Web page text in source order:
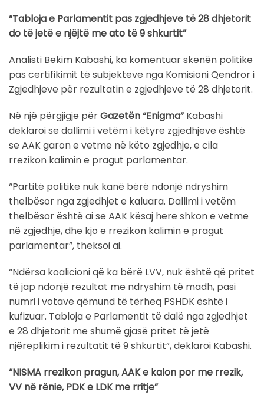
“Tabloja e Parlamentit pas zgjedhjeve të 28 dhjetorit
do të jetë e njëjtë me ato të 9 shkurtit”
Analisti Bekim Kabashi, ka komentuar skenën politike
pas certifikimit të subjekteve nga Komisioni Qendror i
Zgjedhjeve për rezultatin e zgjedhjeve të 28 dhjetorit.
Në një përgjigje përGazetën “Enigma”Kabashi
deklaroi se dallimi i vetëm i këtyre zgjedhjeve është
se AAK garon e vetme në këto zgjedhje, e cila
rrezikon kalimin e pragut parlamentar.
“Partitë politike nuk kanë bërë ndonjë ndryshim
thelbësor nga zgjedhjet e kaluara. Dallimi i vetëm
thelbësor është ai se AAK kësaj here shkon e vetme
në zgjedhje, dhe kjo e rrezikon kalimin e pragut
parlamentar”, theksoi ai.
“Ndërsa koalicioni që ka bërë LVV, nuk është që pritet
të jap ndonjë rezultat me ndryshim të madh, pasi
numri i votave qëmund të tërheq PSHDK është i
kufizuar. Tabloja e Parlamentit të dalë nga zgjedhjet
e 28 dhjetorit me shumë gjasë pritet të jetë
njëreplikim i rezultatit të 9 shkurtit”, deklaroi Kabashi.
“NISMA rrezikon pragun, AAK e kalon por me rrezik,
VV në rënie, PDK e LDK me rritje”